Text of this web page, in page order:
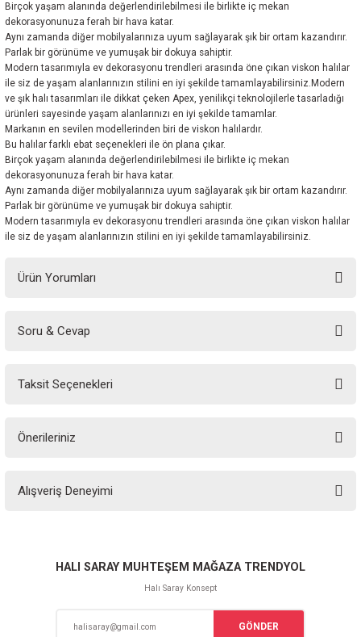
Birçok yaşam alanında değerlendirilebilmesi ile birlikte iç mekan
dekorasyonunuza ferah bir hava katar.
Aynı zamanda diğer mobilyalarınıza uyum sağlayarak şık bir ortam kazandırır.
Parlak bir görünüme ve yumuşak bir dokuya sahiptir.
Modern tasarımıyla ev dekorasyonu trendleri arasında öne çıkan viskon halılar
ile siz de yaşam alanlarınızın stilini en iyi şekilde tamamlayabilirsiniz.Modern
ve şık halı tasarımları ile dikkat çeken Apex, yenilikçi teknolojilerle tasarladığı
ürünleri sayesinde yaşam alanlarınızı en iyi şekilde tamamlar.
Markanın en sevilen modellerinden biri de viskon halılardır.
Bu halılar farklı ebat seçenekleri ile ön plana çıkar.
Birçok yaşam alanında değerlendirilebilmesi ile birlikte iç mekan
dekorasyonunuza ferah bir hava katar.
Aynı zamanda diğer mobilyalarınıza uyum sağlayarak şık bir ortam kazandırır.
Parlak bir görünüme ve yumuşak bir dokuya sahiptir.
Modern tasarımıyla ev dekorasyonu trendleri arasında öne çıkan viskon halılar
ile siz de yaşam alanlarınızın stilini en iyi şekilde tamamlayabilirsiniz.
Ürün Yorumları
Soru & Cevap
Taksit Seçenekleri
Önerileriniz
yetersiz gördüğünüz noktaları öneri formunu kullanarak tarafımıza
Ürün resmi kalitesiz, bozuk veya görüntülenemiyor.
Ürün açıklamasında eksik bilgiler bulunuyor.
Alışveriş Deneyimi
Sitemize ilk yorumu siz yapın!
HALI SARAY MUHTEŞEM MAĞAZA TRENDYOL
Halı Saray Konsept
GÖNDER